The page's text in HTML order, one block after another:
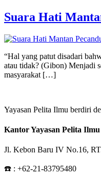
Suara Hati
“Hal yang patut disadari
atau tidak? (Gibon) Menjadi
masyarakat […]
Yayasan Pelita Ilmu berdiri
Kantor Yayasan Pelita Ilmu
Jl. Kebon Baru IV No.16,
☎️ : +62-21-83795480